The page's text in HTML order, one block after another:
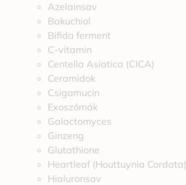
Azelainsav
Bakuchiol
Bifida ferment
C-vitamin
Centella Asiatica (CICA)
Ceramidok
Csigamucin
Exoszómák
Galactomyces
Ginzeng
Glutathione
Heartleaf (Houttuynia Cordata)
Hialuronsav